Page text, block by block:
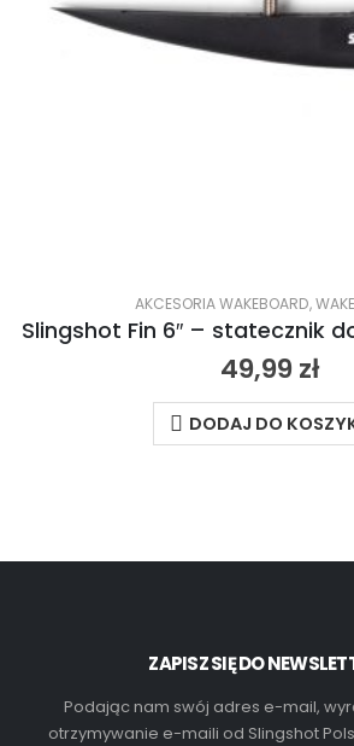
AKCESORIA WAKEBOARD,
49,99 zł
DODAJ DO
ZAPISZ SIĘ DO
Podając nam swój adres e-mail,
otrzymywanie e-maili od Slingshot